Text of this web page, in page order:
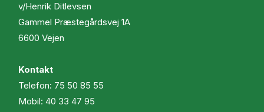
v/Henrik Ditlevsen
Gammel Præstegårdsvej 1A
6600 Vejen
Kontakt
Telefon: 75 50 85 55
Mobil: 40 33 47 95